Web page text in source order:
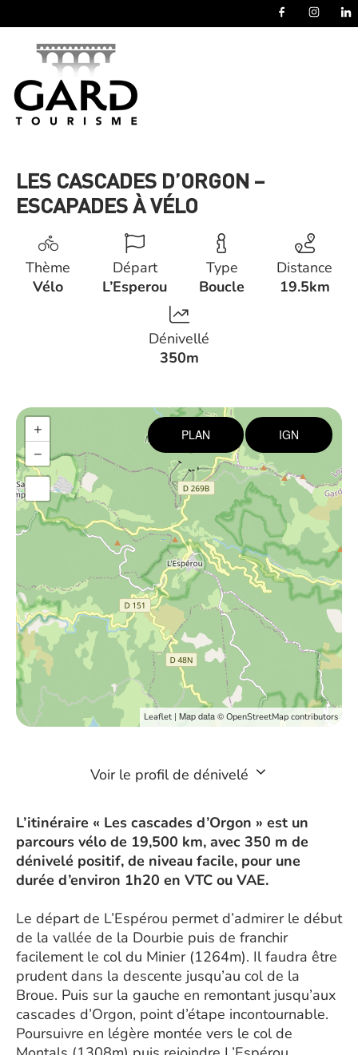
LES CASCADES D’ORGON –
ESCAPADES À VÉLO
Thème
Vélo
Départ
L’Esperou
Type
Boucle
Distance
19.5km
Dénivellé
350m
+
−
PLAN IGN
Leaflet | Map data © OpenStreetMap contributors
Voir le profil de dénivelé
L’itinéraire « Les cascades d’Orgon » est un
parcours vélo de 19,500 km, avec 350 m de
dénivelé positif, de niveau facile, pour une
durée d’environ 1h20 en VTC ou VAE.
Le départ de L’Espérou permet d’admirer le début
de la vallée de la Dourbie puis de franchir
facilement le col du Minier (1264m). Il faudra être
prudent dans la descente jusqu’au col de la
Broue. Puis sur la gauche en remontant jusqu’aux
cascades d’Orgon, point d’étape incontournable.
Poursuivre en légère montée vers le col de